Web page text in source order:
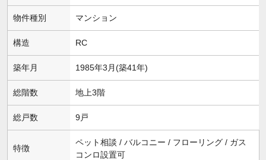
物件種別 マンション
構造 RC
築年月 1985年3月(築41年)
総階数 地上3階
総戸数 9戸
特徴
ペット相談 / バルコニー / フローリング / ガス
コンロ設置可